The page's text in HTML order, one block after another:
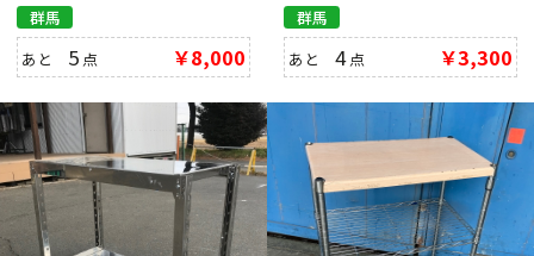
群馬
あと 5 点 ￥8,000
群馬
あと4点 ￥3,300